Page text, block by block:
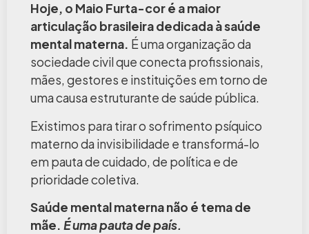
Hoje, o Maio Furta-cor é a maior
articulação brasileira dedicada à saúde
mental materna. É uma organização da
sociedade civil que conecta profissionais,
mães, gestores e instituições em torno de
uma causa estruturante de saúde pública.
Existimos para tirar o sofrimento psíquico
materno da invisibilidade e transformá-lo
em pauta de cuidado, de política e de
prioridade coletiva.
Saúde mental materna não é tema de
mãe. É uma pauta de país.